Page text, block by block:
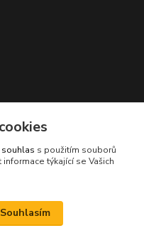
souhlas s použitím souborů
týkající se Vašich
Souhlasím